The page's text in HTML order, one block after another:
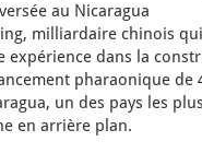
au Nicaragua
milliardaire chinois
expérience dans la
pharaonique de
un des pays les
en arrière plan.